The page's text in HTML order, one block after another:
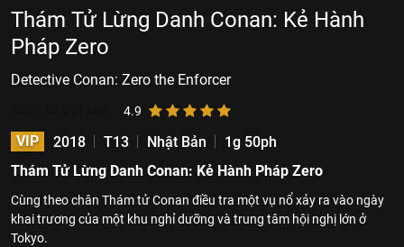
Thám Tử Lừng Danh Conan: Kẻ Hành
Pháp Zero
Detective Conan: Zero the Enforcer
4.9
VIP 2018 T13 Nhật Bản
1g 50ph
Thám Tử Lừng Danh Conan: Kẻ Hành Pháp Zero
Cùng theo chân Thám tử Conan điều tra một vụ nổ xảy ra vào ngày
khai trương của một khu nghỉ dưỡng và trung tâm hội nghị lớn ở
Tokyo.